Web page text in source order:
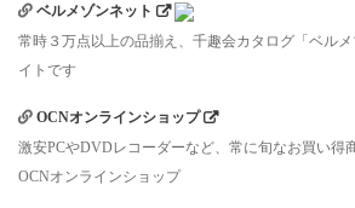
ベルメゾンネット
常時３万点以上の品揃え、千趣会カタログ「ベル
イトです
OCNオンラインショップ
激安PCやDVDレコーダーなど、常に旬なお買い得
OCNオンラインショップ